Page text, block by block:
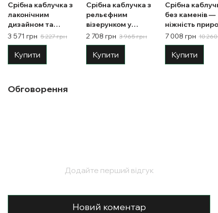
Срібна каблучка з
лаконічним
дизайном та
головою пантери
17 розмір
3 571 грн 5 227 грн
Купити
Срібна каблучка з
рельєфним
візерунком у
вигляді ромбів 17
розмір
2 708 грн 3 965 грн
Купити
Срібна
без каменів —
ніжність
металевому
обрамленні 18
розмір
7 008 грн 10
Купити
Обговорення
Додайте перший відгук
Новий коментар